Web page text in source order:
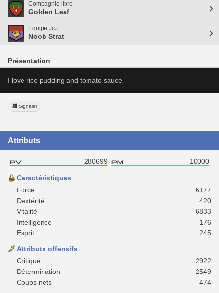
Compagnie libre
Golden Leaf
Équipe JcJ
Noob Strat
Présentation
I love rice pudding and tomato sauce
Signaler
Attributs
280699 10000
Caractéristiques
Force
6177
Dextérité
420
Vitalité
6833
Intelligence
176
Esprit
245
Attributs offensifs
Critique
2922
Détermination
2549
Coups nets
474